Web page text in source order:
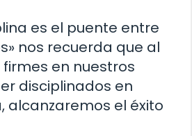
es el puente entre
nos recuerda que al
en nuestros
disciplinados en
alcanzaremos el éxito